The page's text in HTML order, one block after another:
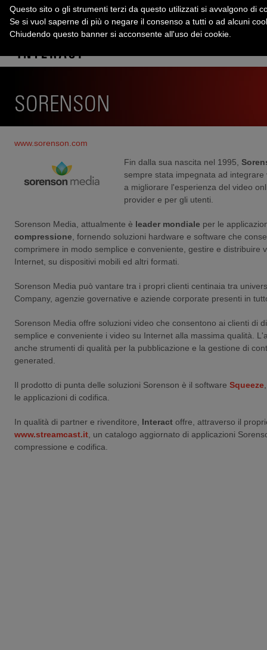
SORENSON
Fin dalla sua nascita nel 1995,
sempre stata impegnata ad
a migliorare l'esperienza del video
provider e per gli utenti.
Sorenson Media, attualmente è leader mondiale per le
compressione , fornendo soluzioni hardware e software che
comprimere in modo semplice e conveniente, gestire e distribuire
Internet, su dispositivi mobili ed altri formati.
Sorenson Media può vantare tra i propri clienti centinaia tra
Company, agenzie governative e aziende corporate presenti in
Sorenson Media offre soluzioni video che consentono ai clienti di
semplice e conveniente i video su Internet alla massima qualità.
anche strumenti di qualità per la pubblicazione e la gestione di
generated.
Il prodotto di punta delle soluzioni Sorenson è il software Squeeze
le applicazioni di codifica.
In qualità di partner e rivenditore, Interact offre, attraverso il
www.streamcast.it , un catalogo aggiornato di applicazioni
compressione e codifica.
www.sorenson.com
Questo sito o gli strumenti terzi da questo utilizzati si avvalgono di
Se si vuol saperne di più o negare il consenso a tutti o ad alcuni
Chiudendo questo banner si acconsente all'uso dei cookie.